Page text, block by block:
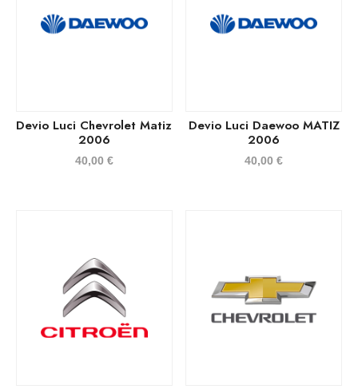
Devio Luci Chevrolet Matiz
2006
40,00 €
Devio Luci Daewoo MATIZ
2006
40,00€